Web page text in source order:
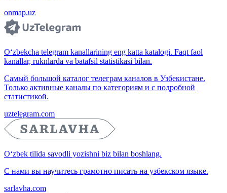
onmap.uz
O‘zbekcha telegram kanallarining eng katta katalogi. Faqt faol
kanallar, ruknlarda va batafsil statistikasi bilan.
Самый большой каталог телеграм каналов в Узбекистане.
Только активные каналы по категориям и с подробной
статистикой.
uztelegram.com
O‘zbek tilida savodli yozishni biz bilan boshlang.
С нами вы научитесь грамотно писать на узбекском языке.
sarlavha.com